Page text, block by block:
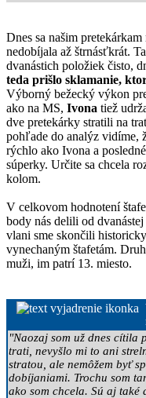
Dnes sa našim
nedobíjala až štrnásťkrát.
dvanástich položiek čisto,
teda prišlo sklamanie,
Výborný bežecký výkon
ako na MS, Ivona tiež
dve pretekárky stratili na
pohľade do analýz vidíme,
rýchlo ako Ivona a
súperky. Určite sa chcela
kolom.
V celkovom hodnotení
body nás delili od
vlani sme skončili
vynechaným štafetám.
muži, im patrí 13. miesto.
"Naozaj som už dnes cítila
trati, nevyšlo mi to ani
stratou, ale nemôžem byť
dobíjaniami. Trochu som
ako som chcela. Sú aj také